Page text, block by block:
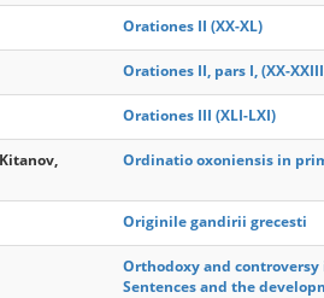
Orationes II (XX-XL)
Orationes II, pars I, (XX-
Orationes III (XLI-LXI)
Ordinatio oxoniensis in
Originile gandirii grecesti
Orthodoxy and
Sentences and the